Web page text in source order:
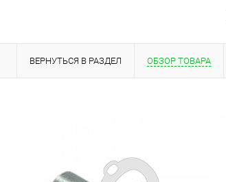
ВЕРНУТЬСЯ В РАЗДЕЛ ОБЗОР ТОВАРА